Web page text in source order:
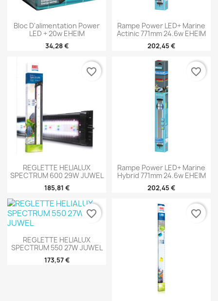
Bloc D'alimentation Power
LED + 20w EHEIM
34,28 €
Rampe Power LED+ Marine
Actinic 771mm 24.6w EHEIM
202,45 €
REGLETTE HELIALUX
SPECTRUM 600 29W JUWEL
185,81 €
favorite_border
Rampe Power LED+ Marine
Hybrid 771mm 24.6w EHEIM
202,45 €
favorite_border
REGLETTE HELIALUX
SPECTRUM 550 27W JUWEL
173,57 €
favorite_border favorite_border